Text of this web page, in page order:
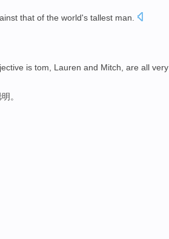
that of the world's tallest man
is tom, Lauren and Mitch, are all very
。